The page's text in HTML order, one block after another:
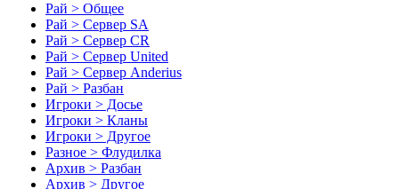
Рай > Общее
Рай > Сервер SA
Рай > Сервер CR
Рай > Сервер United
Рай > Сервер Anderius
Рай > Разбан
Игроки > Досье
Игроки > Кланы
Игроки > Другое
Разное > Флудилка
Архив > Разбан
Архив > Другое